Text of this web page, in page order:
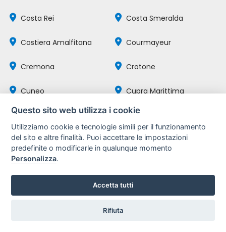
Costa Rei Costa Smeralda
Costiera Amalfitana Courmayeur
Cremona Crotone
Cuneo Cupra Marittima
Deiva Marina Desenzano del Garda
Diano Marina Dolomiti Bellunesi
Dormelletto
Etna
Questo sito web utilizza i cookie
Utilizziamo cookie e tecnologie simili per il funzionamento
del sito e altre finalità. Puoi accettare le impostazioni
predefinite o modificarle in qualunque momento
Personalizza.
Accetta tutti
Rifiuta